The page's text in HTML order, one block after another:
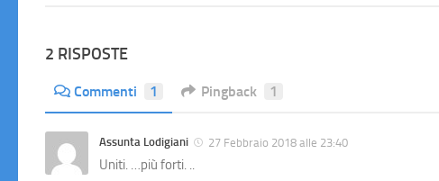
2 RISPOSTE
Commenti 1 Pingback 1
Assunta Lodigiani 27 Febbraio 2018 alle 23:40
Uniti. …più forti. ..